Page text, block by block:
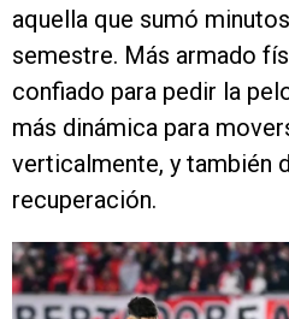
aquella que sumó
semestre. Más armado
confiado para pedir la
más dinámica para
verticalmente, y también
recuperación.